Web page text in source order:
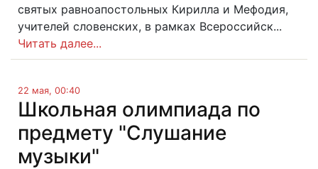
святых равноапостольных Кирилла и Мефодия,
учителей словенских, в рамках Всероссийск...
Читать далее...
22 мая, 00:40
Школьная олимпиада по
предмету "Слушание
музыки"